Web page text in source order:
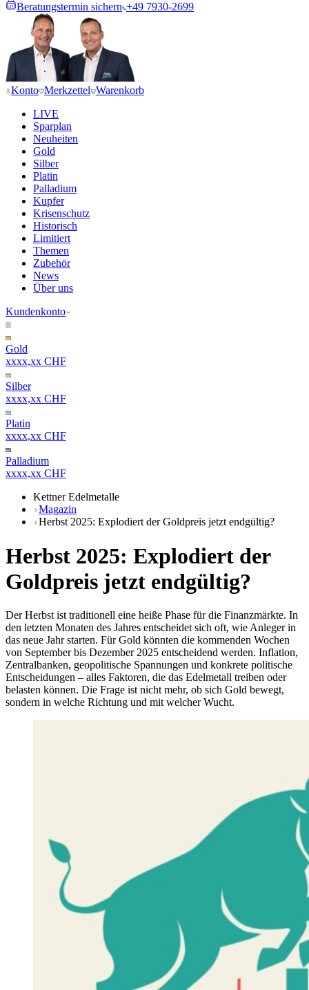
Beratungstermin sichern +49 7930-2699
Konto Merkzettel Warenkorb
LIVE
Sparplan
Neuheiten
Gold
Silber
Platin
Palladium
Kupfer
Krisenschutz
Historisch
Limitiert
Themen
Zubehör
News
Über uns
Kundenkonto
Gold
xxxx,xx CHF
Silber
xxxx,xx CHF
Platin
xxxx,xx CHF
Palladium
xxxx,xx CHF
Kettner Edelmetalle
Magazin
Herbst 2025: Explodiert der Goldpreis jetzt endgültig?
Herbst 2025: Explodiert der
Goldpreis jetzt endgültig?
Der Herbst ist traditionell eine heiße Phase für die Finanzmärkte. In
den letzten Monaten des Jahres entscheidet sich oft, wie Anleger in
das neue Jahr starten. Für Gold könnten die kommenden Wochen
von September bis Dezember 2025 entscheidend werden. Inflation,
Zentralbanken, geopolitische Spannungen und konkrete politische
Entscheidungen – alles Faktoren, die das Edelmetall treiben oder
belasten können. Die Frage ist nicht mehr, ob sich Gold bewegt,
sondern in welche Richtung und mit welcher Wucht.